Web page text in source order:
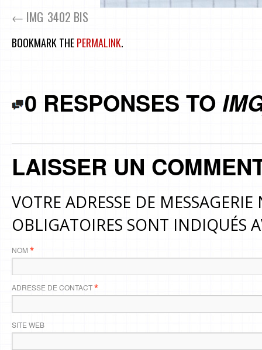
IMG_3402 BIS
BOOKMARK THEPERMALINK.
0 RESPONSES TO
LAISSER UN
VOTRE ADRESSE DE
OBLIGATOIRES SONT INDIQUÉS
NOM *
ADRESSE DE CONTACT*
SITE WEB